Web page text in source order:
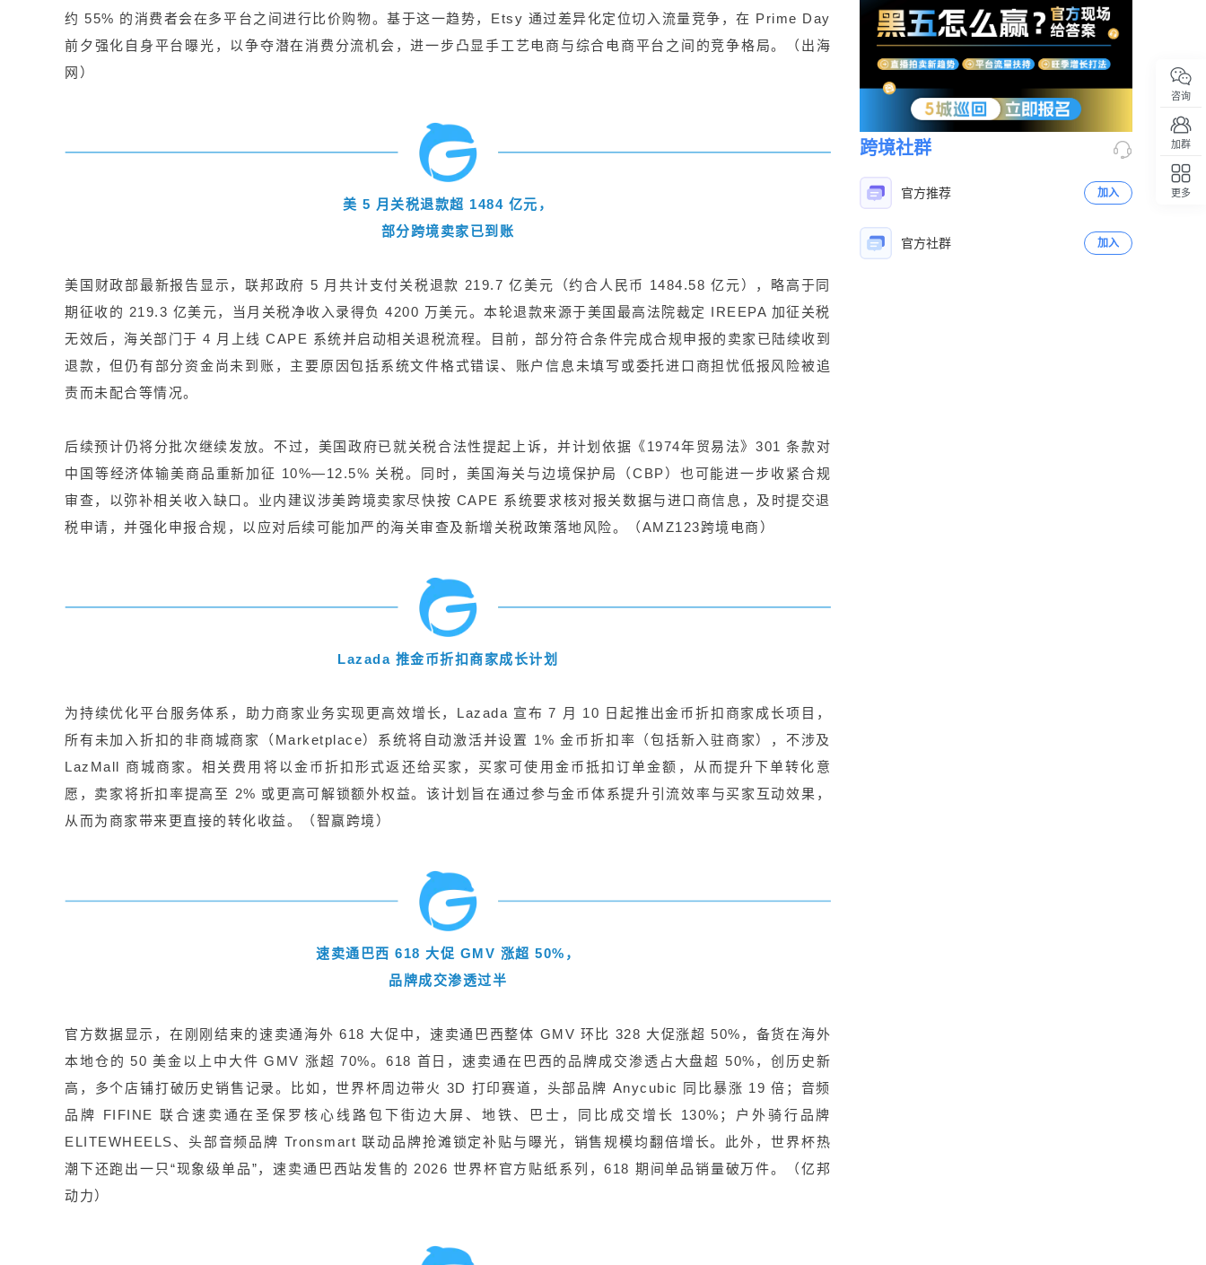
约 55% 的消费者会在多平台之间进行比价购物。基于这一趋势，Etsy 通过差异化定位切入流量竞争，在 Prime Day
前夕强化自身平台曝光，以争夺潜在消费分流机会，进一步凸显手工艺电商与综合电商平台之间的竞争格局。（出海
网）
美 5 月关税退款超 1484 亿元，
部分跨境卖家已到账
美国财政部最新报告显示，联邦政府 5 月共计支付关税退款 219.7 亿美元（约合人民币 1484.58 亿元），略高于同
期征收的 219.3 亿美元，当月关税净收入录得负 4200 万美元。本轮退款来源于美国最高法院裁定 IREEPA 加征关税
无效后，海关部门于 4 月上线 CAPE 系统并启动相关退税流程。目前，部分符合条件完成合规申报的卖家已陆续收到
退款，但仍有部分资金尚未到账，主要原因包括系统文件格式错误、账户信息未填写或委托进口商担忧低报风险被追
责而未配合等情况。
后续预计仍将分批次继续发放。不过，美国政府已就关税合法性提起上诉，并计划依据《1974年贸易法》301 条款对
中国等经济体输美商品重新加征 10%—12.5% 关税。同时，美国海关与边境保护局（CBP）也可能进一步收紧合规
审查，以弥补相关收入缺口。业内建议涉美跨境卖家尽快按 CAPE 系统要求核对报关数据与进口商信息，及时提交退
税申请，并强化申报合规，以应对后续可能加严的海关审查及新增关税政策落地风险。（AMZ123跨境电商）
Lazada 推金币折扣商家成长计划
为持续优化平台服务体系，助力商家业务实现更高效增长，Lazada 宣布 7 月 10 日起推出金币折扣商家成长项目，
所有未加入折扣的非商城商家（Marketplace）系统将自动激活并设置 1% 金币折扣率（包括新入驻商家），不涉及
LazMall 商城商家。相关费用将以金币折扣形式返还给买家，买家可使用金币抵扣订单金额，从而提升下单转化意
愿，卖家将折扣率提高至 2% 或更高可解锁额外权益。该计划旨在通过参与金币体系提升引流效率与买家互动效果，
从而为商家带来更直接的转化收益。（智赢跨境）
速卖通巴西 618 大促 GMV 涨超 50%，
品牌成交渗透过半
官方数据显示，在刚刚结束的速卖通海外 618 大促中，速卖通巴西整体 GMV 环比 328 大促涨超 50%，备货在海外
本地仓的 50 美金以上中大件 GMV 涨超 70%。618 首日，速卖通在巴西的品牌成交渗透占大盘超 50%，创历史新
高，多个店铺打破历史销售记录。比如，世界杯周边带火 3D 打印赛道，头部品牌 Anycubic 同比暴涨 19 倍；音频
品牌 FIFINE 联合速卖通在圣保罗核心线路包下街边大屏、地铁、巴士，同比成交增长 130%；户外骑行品牌
ELITEWHEELS、头部音频品牌 Tronsmart 联动品牌抢滩锁定补贴与曝光，销售规模均翻倍增长。此外，世界杯热
潮下还跑出一只“现象级单品”，速卖通巴西站发售的 2026 世界杯官方贴纸系列，618 期间单品销量破万件。（亿邦
动力）
跨境社群
官方推荐 加入
官方社群 加入
咨询
加群
更多